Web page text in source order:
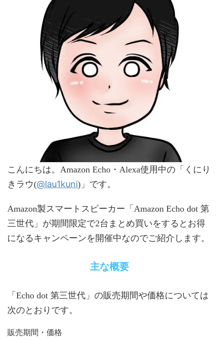
こんにちは。Amazon Echo・Alexa使用中の「くにり
きラウ(@lau1kuni)」です。
Amazon製スマートスピーカー「Amazon Echo dot 第
三世代」が期間限定で2台まとめ買いをするとお得
になるキャンペーンを開催中なのでご紹介します。
主な概要
「Echo dot 第三世代」の販売期間や価格については
次のとおりです。
販売期間・価格